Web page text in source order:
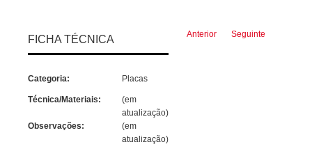
FICHA TÉCNICA
Categoria: Placas
Técnica/Materiais:
(em
atualização)
Observações:
(em
atualização)
Anterior Seguinte